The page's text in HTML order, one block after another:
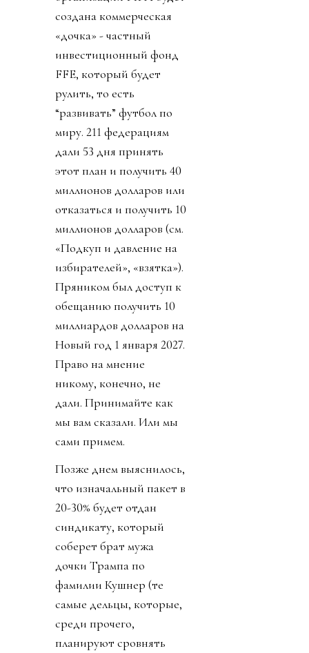
создана коммерческая
«дочка» - частный
инвестиционный фонд
FFE, который будет
рулить, то есть
“развивать” футбол по
миру. 211 федерациям
дали 53 дня принять
этот план и получить 40
миллионов долларов или
отказаться и получить 10
миллионов долларов (см.
«Подкуп и давление на
избирателей», «взятка»).
Пряником был доступ к
обещанию получить 10
миллиардов долларов на
Новый год 1 января 2027.
Право на мнение
никому, конечно, не
дали. Принимайте как
мы вам сказали. Или мы
сами примем.
Позже днем выяснилось,
что изначальный пакет в
20-30% будет отдан
синдикату, который
соберет брат мужа
дочки Трампа по
фамилии Кушнер (те
самые дельцы, которые,
среди прочего,
планируют сровнять